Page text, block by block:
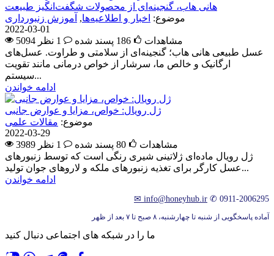
هانی هاب، گنجینه‌ای از محصولات شگفت‌انگیز طبیعت
موضوع: اخبار و اطلاعیه‌ها, آموزش زنبورداری
2022-03-01
5094 مشاهدات
186 پسند شده
1 نظر
عسل طبیعی هانی هاب؛ گنجینه‌ای از سلامتی و طراوت. عسل‌های
ارگانیک و خالص ما، سرشار از خواص درمانی مانند تقویت
سیستم...
ادامه خواندن
ژل رویال: خواص، مزایا و عوارض جانبی
موضوع: مقالات علمی
2022-03-29
3989 مشاهدات
80 پسند شده
1 نظر
ژل رویال ماده‌ای ژلاتینی شیری رنگی است که توسط زنبورهای
عسل کارگر برای تغذیه زنبورهای ملکه و لاروهای جوان تولید...
ادامه خواندن
0911-2006295
✆
info@honeyhub.ir
✉
آماده پاسخگویی از شنبه تا چهارشنبه، ۸ صبح تا ۷ بعد از ظهر
ما را در شبکه های اجتماعی دنبال کنید